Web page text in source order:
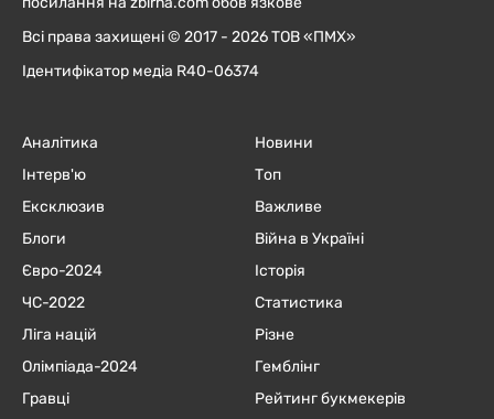
Всі права захищені © 2017 - 2026 ТОВ «ПМХ»
Ідентифікатор медіа R40-06374
Аналітика
Інтерв'ю
Ексклюзив
Блоги
Євро-2024
ЧC-2022
Ліга націй
Олімпіада-2024
Гравці
Новини
Топ
Важливе
Війна в Україні
Історія
Статистика
Різне
Гемблінг
Рейтинг букмекерів